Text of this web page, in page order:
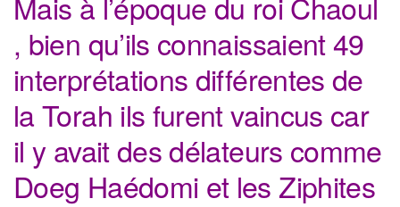
, bien qu’ils connaissaient 49
interprétations différentes de
la Torah ils furent vaincus car
il y avait des délateurs comme
Doeg Haédomi et les Ziphites